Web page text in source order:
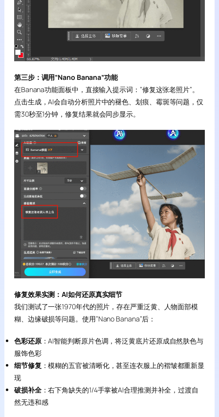
第三步：调用”Nano Banana”功能
在Banana功能面板中，直接输入提示词：”修复这张老照片”。
点击生成，AI会自动分析照片中的褪色、划痕、霉斑等问题，仅
需30秒至1分钟，修复结果就会同步显示。
修复效果实测：AI如何还原真实细节
我们测试了一张1970年代的照片，存在严重泛黄、人物面部模
糊、边缘破损等问题。使用”Nano Banana”后：
色彩还原：AI智能判断原片色调，将泛黄底片还原成自然肤色与
服饰色彩
细节修复 ：模糊的五官被清晰化，甚至连衣服上的褶皱都重新显
现
破损补全：右下角缺失的1/4手掌被AI合理推测并补全，过渡自
然无违和感